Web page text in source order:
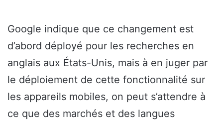
Google indique que ce changement est
d’abord déployé pour les recherches en
anglais aux États-Unis, mais à en juger par
le déploiement de cette fonctionnalité sur
les appareils mobiles, on peut s’attendre à
ce que des marchés et des langues